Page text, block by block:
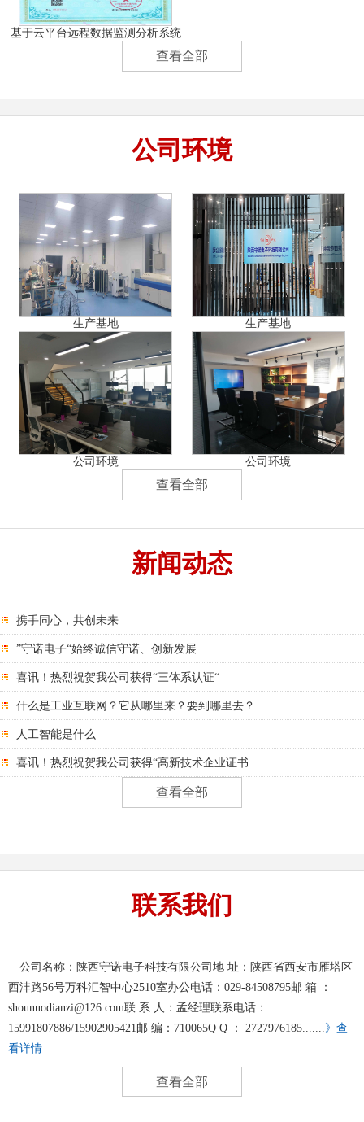
基于云平台远程数据监测分析系统
查看全部
公司环境
生产基地 生产基地
公司环境 公司环境
查看全部
新闻动态
携手同心，共创未来
”守诺电子“始终诚信守诺、创新发展
喜讯！热烈祝贺我公司获得“三体系认证“
什么是工业互联网？它从哪里来？要到哪里去？
人工智能是什么
喜讯！热烈祝贺我公司获得“高新技术企业证书
查看全部
联系我们
公司名称：陕西守诺电子科技有限公司地 址：陕西省西安市雁塔区
西沣路56号万科汇智中心2510室办公电话：029-84508795邮 箱 ：
shounuodianzi@126.com联 系 人：孟经理联系电话：
15991807886/15902905421邮 编：710065Q Q ： 2727976185....... 》查
看详情
查看全部